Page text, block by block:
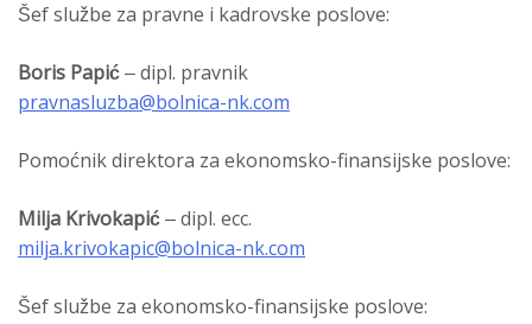
Šef službe za pravne i kadrovske poslove:
Boris Papić– dipl. pravnik
pravnasluzba@bolnica-nk.com
Pomoćnik direktora za ekonomsko-finansijske poslove:
Milja Krivokapić– dipl. ecc.
milja.krivokapic@bolnica-nk.com
Šef službe za ekonomsko-finansijske poslove: